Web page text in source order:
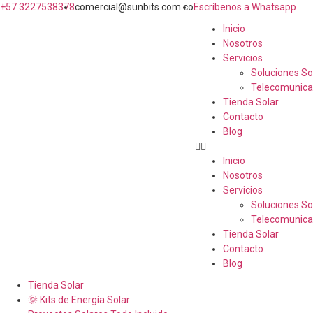
+57 3227538378comercial@sunbits.com.coEscríbenos a Whatsapp
Inicio
Nosotros
Servicios
Soluciones
Tienda Solar
Contacto
Blog
Inicio
Nosotros
Servicios
Soluciones
Tienda Solar
Contacto
Blog
Tienda Solar
🌞 Kits de Energía Solar